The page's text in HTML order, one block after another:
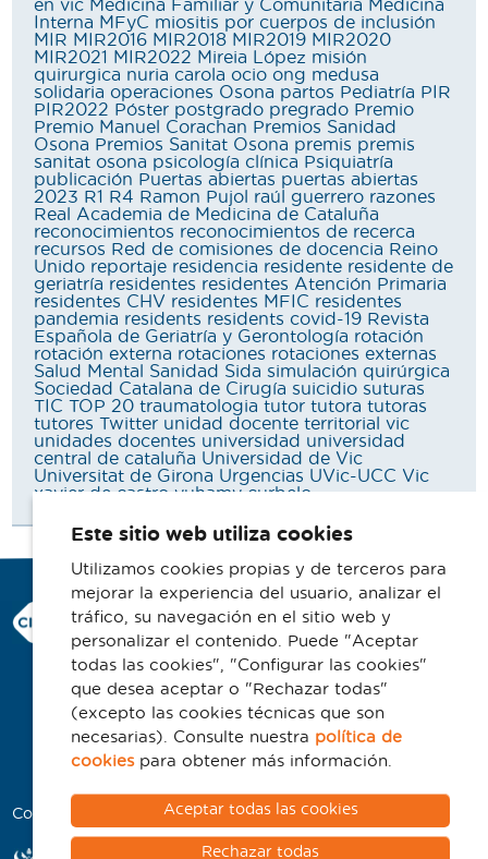
en vic Medicina Familiar y Comunitaria Medicina
Interna MFyC miositis por cuerpos de inclusión
MIR MIR2016 MIR2018 MIR2019 MIR2020
MIR2021
MIR2022 Mireia López misión
quirurgica nuria carola ocio ong medusa
solidaria operaciones Osona partos Pediatría PIR
PIR2022 Póster postgrado pregrado Premio
Premio Manuel Corachan Premios Sanidad
Osona Premios Sanitat Osona premis premis
sanitat osona psicología clínica Psiquiatría
publicación Puertas abiertas puertas abiertas
2023 R1 R4 Ramon Pujol raúl guerrero razones
Real Academia de Medicina de Cataluña
reconocimientos reconocimientos de recerca
recursos Red de comisiones de docencia Reino
Unido reportaje residencia residente residente de
geriatría residentes residentes Atención Primaria
residentes CHV residentes MFIC residentes
pandemia residents residents covid-19 Revista
Española de Geriatría y Gerontología rotación
rotación externa rotaciones rotaciones externas
Salud Mental
Sanidad Sida simulación quirúrgica
Sociedad Catalana de Cirugía suicidio suturas
TIC TOP 20 traumatologia tutor tutora tutoras
tutores Twitter unidad docente territorial vic
unidades docentes universidad universidad
central de cataluña Universidad de Vic
Universitat de Girona Urgencias UVic-UCC Vic
xavier de castro yuhamy curbelo
Consorci Hospitalari de Vic
Carrer Francesc Pla 'El Vigatà', 1
08500 Vic
Telefono 93 702 77 16
Contacto
Aviso legal
Política de cookies
Colaboradores
Este sitio web utiliza cookies
Utilizamos cookies propias y de terceros para
mejorar la experiencia del usuario, analizar el
tráfico, su navegación en el sitio web y
personalizar el contenido. Puede "Aceptar
todas las cookies", "Configurar las cookies"
que desea aceptar o "Rechazar todas"
(excepto las cookies técnicas que son
necesarias). Consulte nuestra política de
cookiespara obtener más información.
Aceptar todas las cookies
Rechazar todas